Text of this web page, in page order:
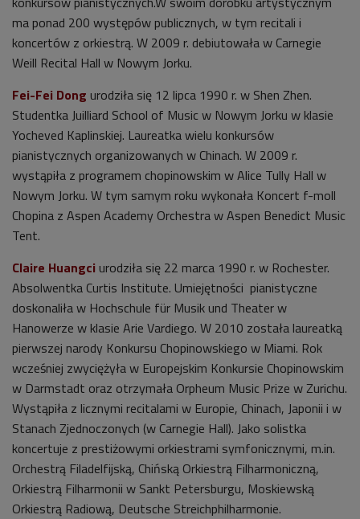
ma ponad 200 występów publicznych, w tym recitali i
koncertów z orkiestrą. W 2009 r. debiutowała w Carnegie
Weill Recital Hall w Nowym Jorku.
Fei-Fei Dong urodziła się 12 lipca 1990 r. w Shen Zhen.
Studentka Juilliard School of Music w Nowym Jorku w klasie
Yocheved Kaplinskiej. Laureatka wielu konkursów
pianistycznych organizowanych w Chinach. W 2009 r.
wystąpiła z programem chopinowskim w Alice Tully Hall w
Nowym Jorku. W tym samym roku wykonała Koncert f-moll
Chopina z Aspen Academy Orchestra w Aspen Benedict Music
Tent.
Claire Huangci urodziła się 22 marca 1990 r. w Rochester.
Absolwentka Curtis Institute. Umiejętności pianistyczne
doskonaliła w Hochschule für Musik und Theater w
Hanowerze w klasie Arie Vardiego. W 2010 została laureatką
pierwszej narody Konkursu Chopinowskiego w Miami. Rok
wcześniej zwyciężyła w Europejskim Konkursie Chopinowskim
w Darmstadt oraz otrzymała Orpheum Music Prize w Zurichu.
Wystąpiła z licznymi recitalami w Europie, Chinach, Japonii i w
Stanach Zjednoczonych (w Carnegie Hall). Jako solistka
koncertuje z prestiżowymi orkiestrami symfonicznymi, m.in.
Orchestrą Filadelfijską, Chińską Orkiestrą Filharmoniczną,
Orkiestrą Filharmonii w Sankt Petersburgu, Moskiewską
Orkiestrą Radiową, Deutsche Streichphilharmonie.